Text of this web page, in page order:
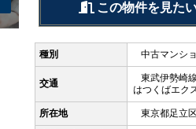
この物件を見た
種別 中古マンシ
交通
東武伊勢崎
はつくばエク
所在地 東京都足立